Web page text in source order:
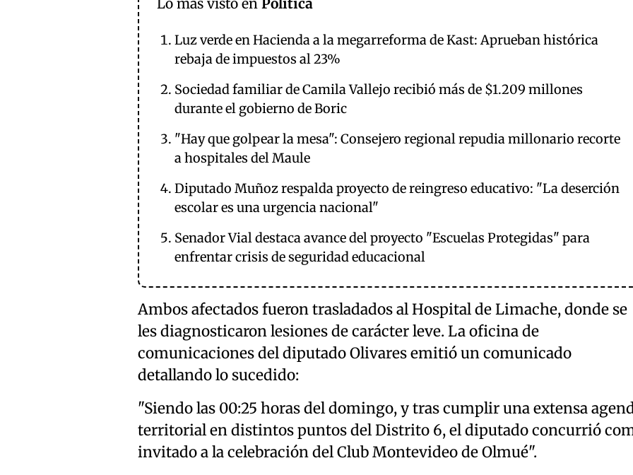
Luz verde en Hacienda a la megarreforma de Kast: Aprueban histórica
rebaja de impuestos al 23%
Sociedad familiar de Camila Vallejo recibió más de $1.209 millones
durante el gobierno de Boric
"Hay que golpear la mesa": Consejero regional repudia millonario recorte
a hospitales del Maule
Diputado Muñoz respalda proyecto de reingreso educativo: "La deserción
escolar es una urgencia nacional"
Senador Vial destaca avance del proyecto "Escuelas Protegidas" para
enfrentar crisis de seguridad educacional
Ambos afectados fueron trasladados al Hospital de Limache, donde se
les diagnosticaron lesiones de carácter leve. La oficina de
comunicaciones del diputado Olivares emitió un comunicado
detallando lo sucedido:
"Siendo las 00:25 horas del domingo, y tras cumplir una extensa
territorial en distintos puntos del Distrito 6, el diputado concurrió
invitado a la celebración del Club Montevideo de Olmué".